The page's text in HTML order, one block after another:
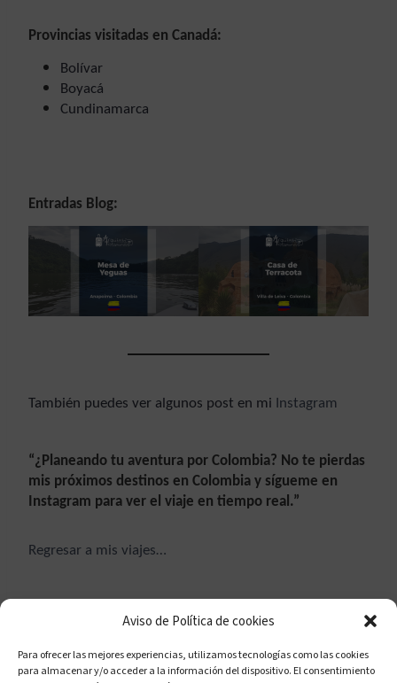
Aviso de Política de cookies
Para ofrecer las mejores experiencias, utilizamos tecnologías como las cookies
para almacenar y/o acceder a la información del dispositivo. El consentimiento
Provincias visitadas en Canadá:
Bolívar
Boyacá
Cundinamarca
Entradas Blog:
También puedes ver algunos post en mi Instagram
“¿Planeando tu aventura por Colombia? No te pierdas
mis próximos destinos en Colombia y sígueme en
Instagram para ver el viaje en tiempo real.”
Regresar a mis viajes…